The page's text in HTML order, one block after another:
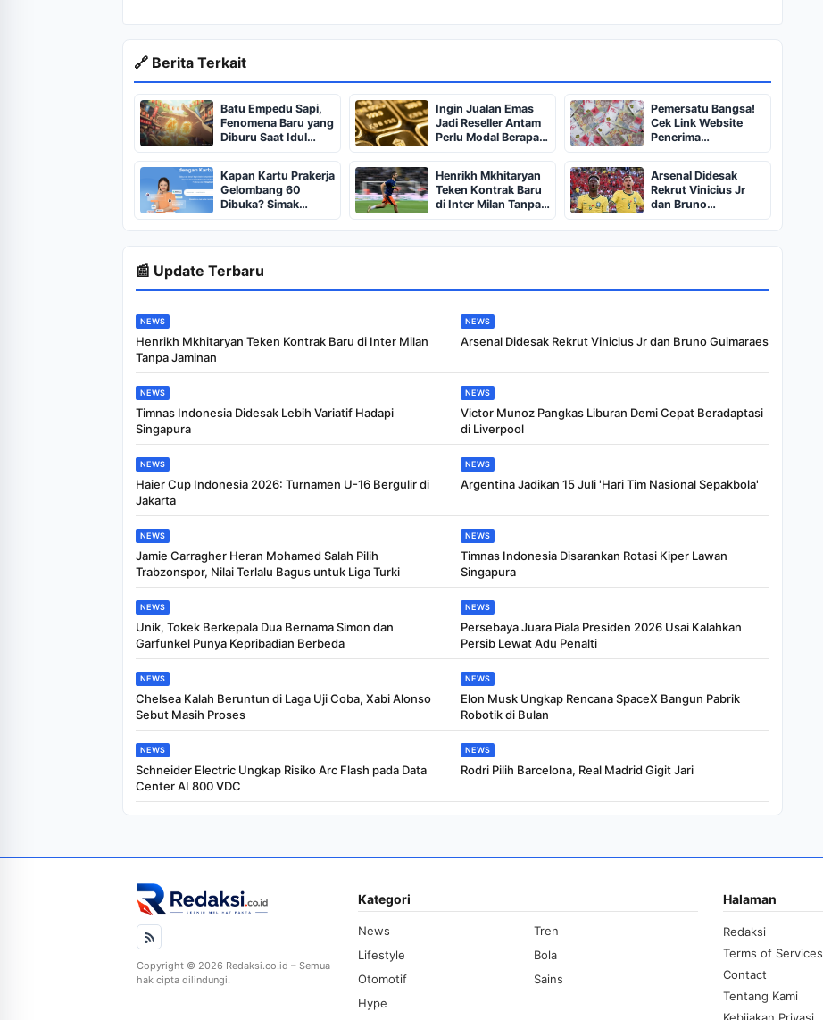
🔗 Berita Terkait
Batu Empedu Sapi,
Fenomena Baru yang
Diburu Saat Idul
Adha 2026
Ingin Jualan Emas
Jadi Reseller Antam
Perlu Modal Berapa?
Apa Saja Syaratnya
dan Bagaimana
Prosedurnya?
Pemersatu Bangsa!
Cek Link Website
Penerima
BSU,BLT,PKH Resmi
Hanya Disini,
Dapatkan Dana
Rp600 Ribu Rupiah
Kapan Kartu Prakerja
Gelombang 60
Dibuka? Simak
Jadwal Kartu
Prakerja Gelombang
60 Lengkap Beserta
Ketentuan
Henrikh Mkhitaryan
Teken Kontrak Baru
di Inter Milan Tanpa
Jaminan
Arsenal Didesak
Rekrut Vinicius Jr
dan Bruno
Guimaraes
📰 Update Terbaru
NEWS
Henrikh Mkhitaryan Teken Kontrak Baru di Inter Milan
Tanpa Jaminan
NEWS
Arsenal Didesak Rekrut Vinicius Jr dan Bruno Guimaraes
NEWS
Timnas Indonesia Didesak Lebih Variatif Hadapi
Singapura
NEWS
Victor Munoz Pangkas Liburan Demi Cepat Beradaptasi
di Liverpool
NEWS
Haier Cup Indonesia 2026: Turnamen U-16 Bergulir di
Jakarta
NEWS
Argentina Jadikan 15 Juli 'Hari Tim Nasional Sepakbola'
NEWS
Jamie Carragher Heran Mohamed Salah Pilih
Trabzonspor, Nilai Terlalu Bagus untuk Liga Turki
NEWS
Timnas Indonesia Disarankan Rotasi Kiper Lawan
Singapura
NEWS
Unik, Tokek Berkepala Dua Bernama Simon dan
Garfunkel Punya Kepribadian Berbeda
NEWS
Persebaya Juara Piala Presiden 2026 Usai Kalahkan
Persib Lewat Adu Penalti
NEWS
Chelsea Kalah Beruntun di Laga Uji Coba, Xabi Alonso
Sebut Masih Proses
NEWS
Elon Musk Ungkap Rencana SpaceX Bangun Pabrik
Robotik di Bulan
NEWS
Schneider Electric Ungkap Risiko Arc Flash pada Data
Center AI 800 VDC
NEWS
Rodri Pilih Barcelona, Real Madrid Gigit Jari
Copyright © 2026 Redaksi.co.id – Semua
hak cipta dilindungi.
Kategori
News
Tren
Lifestyle
Bola
Otomotif
Sains
Hype
Halaman
Redaksi
Terms of Services
Contact
Tentang Kami